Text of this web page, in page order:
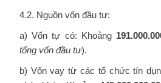
4.2. Nguồn vốn đầu tư:
a) Vốn tự có: Khoảng 191.000.00
tổng vốn đầu tư).
b) Vốn vay từ các tổ chức tín